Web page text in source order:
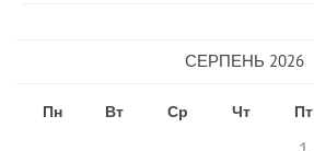
СЕРПЕНЬ 2026
Пн Вт Ср Чт Пт